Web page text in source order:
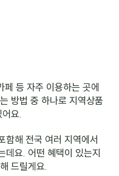
페 등 자주 이용하는 곳에
방법 중 하나로 지역상품
요.
함해 전국 여러 지역에서
데요. 어떤 혜택이 있는지
드릴게요.